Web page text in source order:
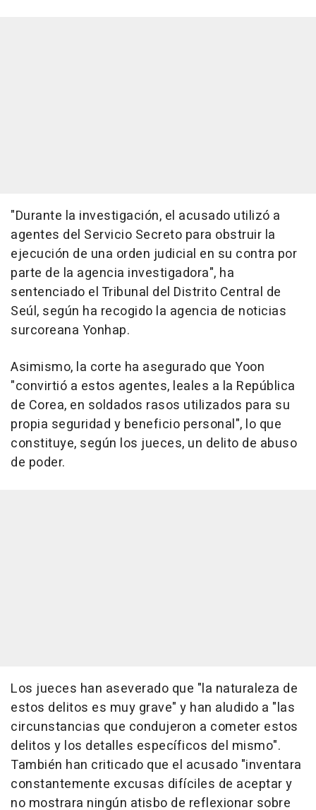
"Durante la investigación, el acusado utilizó a
agentes del Servicio Secreto para obstruir la
ejecución de una orden judicial en su contra por
parte de la agencia investigadora", ha
sentenciado el Tribunal del Distrito Central de
Seúl, según ha recogido la agencia de noticias
surcoreana Yonhap.
Asimismo, la corte ha asegurado que Yoon
"convirtió a estos agentes, leales a la República
de Corea, en soldados rasos utilizados para su
propia seguridad y beneficio personal", lo que
constituye, según los jueces, un delito de abuso
de poder.
Los jueces han aseverado que "la naturaleza de
estos delitos es muy grave" y han aludido a "las
circunstancias que condujeron a cometer estos
delitos y los detalles específicos del mismo".
También han criticado que el acusado "inventara
constantemente excusas difíciles de aceptar y
no mostrara ningún atisbo de reflexionar sobre